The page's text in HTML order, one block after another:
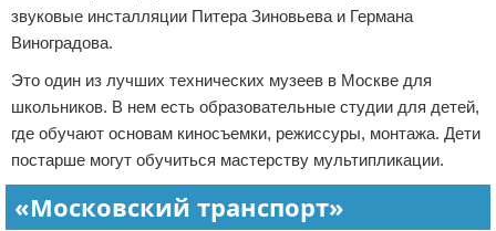
звуковые инсталляции Питера Зиновьева и Германа
Виноградова.
Это один из лучших технических музеев в Москве для
школьников. В нем есть образовательные студии для детей,
где обучают основам киносъемки, режиссуры, монтажа. Дети
постарше могут обучиться мастерству мультипликации.
«Московский транспорт»